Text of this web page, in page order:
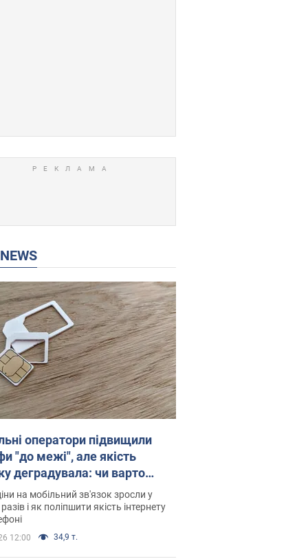
NEWS
оператори підвищили
"до межі", але якість
деградувала: чи варто
на ціни
на мобільний зв'язок зросли у
і як поліпшити якість інтернету
12:00 34,9 т.